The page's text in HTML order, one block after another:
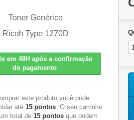
Toner Genérico
Ricoh Type 1270D
em 48H após a confirmação
do pagamento
este produto você pode
até 15 pontos . O seu carrinho
total de 15 pontos que podem